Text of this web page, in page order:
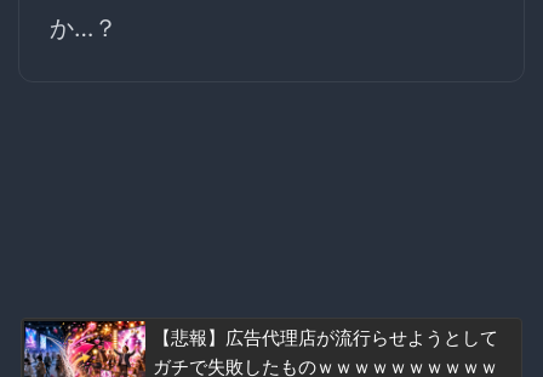
か…？
【悲報】広告代理店が流行らせようとして
ガチで失敗したものｗｗｗｗｗｗｗｗｗｗ